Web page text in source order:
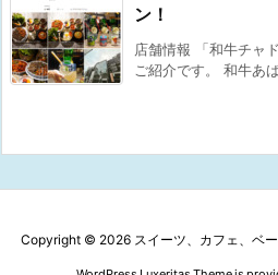
ン！
店舗情報 「和牛チャ
ご紹介です。 和牛あ
Copyright © 2026 スイーツ、カフェ、ベ